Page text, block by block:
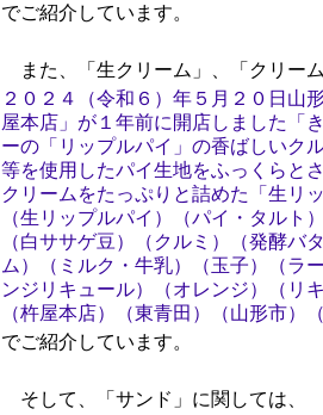
でご紹介しています。
また、「生クリーム」、「クリー
２０２４（令和６）年５月２０日山
屋本店」が１年前に開店しました「
ーの「リップルパイ」の香ばしいク
等を使用したパイ生地をふっくらと
クリームをたっぷりと詰めた「生リ
（生リップルパイ）（パイ・タルト
（白ササゲ豆）（クルミ）（発酵バ
ム）（ミルク・牛乳）（玉子）（ラ
ンジリキュール）（オレンジ）（リ
（杵屋本店）（東青田）（山形市）
でご紹介しています。
そして、「サンド」に関しては、